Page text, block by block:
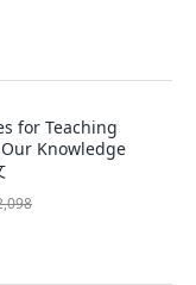
for Teaching
Knowledge